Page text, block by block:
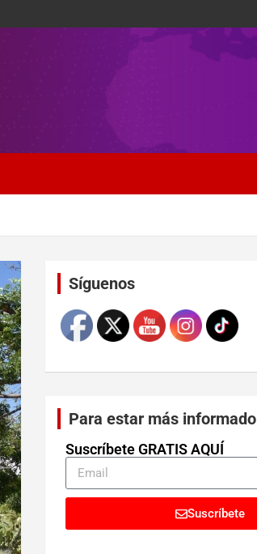
SíguenosSet Youtube Channel ID
Para estar más informado
Suscríbete GRATIS AQUÍ
Suscríbete